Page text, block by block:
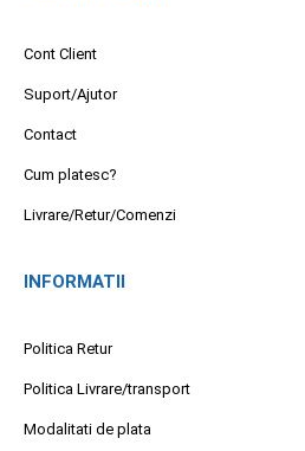
Cont Client
Suport/Ajutor
Contact
Cum platesc?
Livrare/Retur/Comenzi
INFORMATII
Politica Retur
Politica Livrare/transport
Modalitati de plata